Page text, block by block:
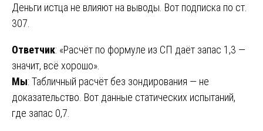
Деньги истца не влияют на выводы. Вот подписка по ст.
307.
Ответчик: «Расчёт по формуле из СП даёт запас 1,3 —
значит, всё хорошо».
Мы: Табличный расчёт без зондирования — не
доказательство. Вот данные статических испытаний,
где запас 0,7.